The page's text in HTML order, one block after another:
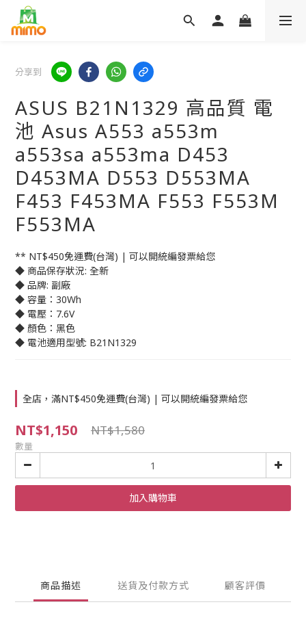
分享到
ASUS B21N1329 高品質 電
池 Asus A553 a553m
a553sa a553ma D453
D453MA D553 D553MA
F453 F453MA F553 F553M
F553MA
** NT$450免運費(台灣) | 可以開統編發票給您
◆ 商品保存狀況: 全新
◆ 品牌: 副廠
◆ 容量：30Wh
◆ 電壓：7.6V
◆ 顏色：黑色
◆ 電池適用型號: B21N1329
全店，滿NT$450免運費(台灣) | 可以開統編發票給您
NT$1,150 NT$1,580
數量
加入購物車
商品描述 送貨及付款方式 顧客評價